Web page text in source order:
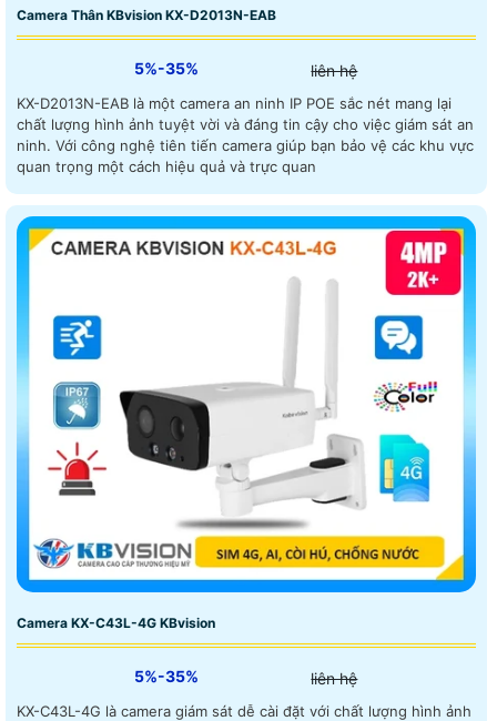
Camera Thân KBvision KX-D2013N-EAB
5%-35% liên hệ
KX-D2013N-EAB là một camera an ninh IP POE sắc nét mang lại
chất lượng hình ảnh tuyệt vời và đáng tin cậy cho việc giám sát an
ninh. Với công nghệ tiên tiến camera giúp bạn bảo vệ các khu vực
quan trọng một cách hiệu quả và trực quan
Camera KX-C43L-4G KBvision
5%-35% liên hệ
KX-C43L-4G là camera giám sát dễ cài đặt với chất lượng hình ảnh